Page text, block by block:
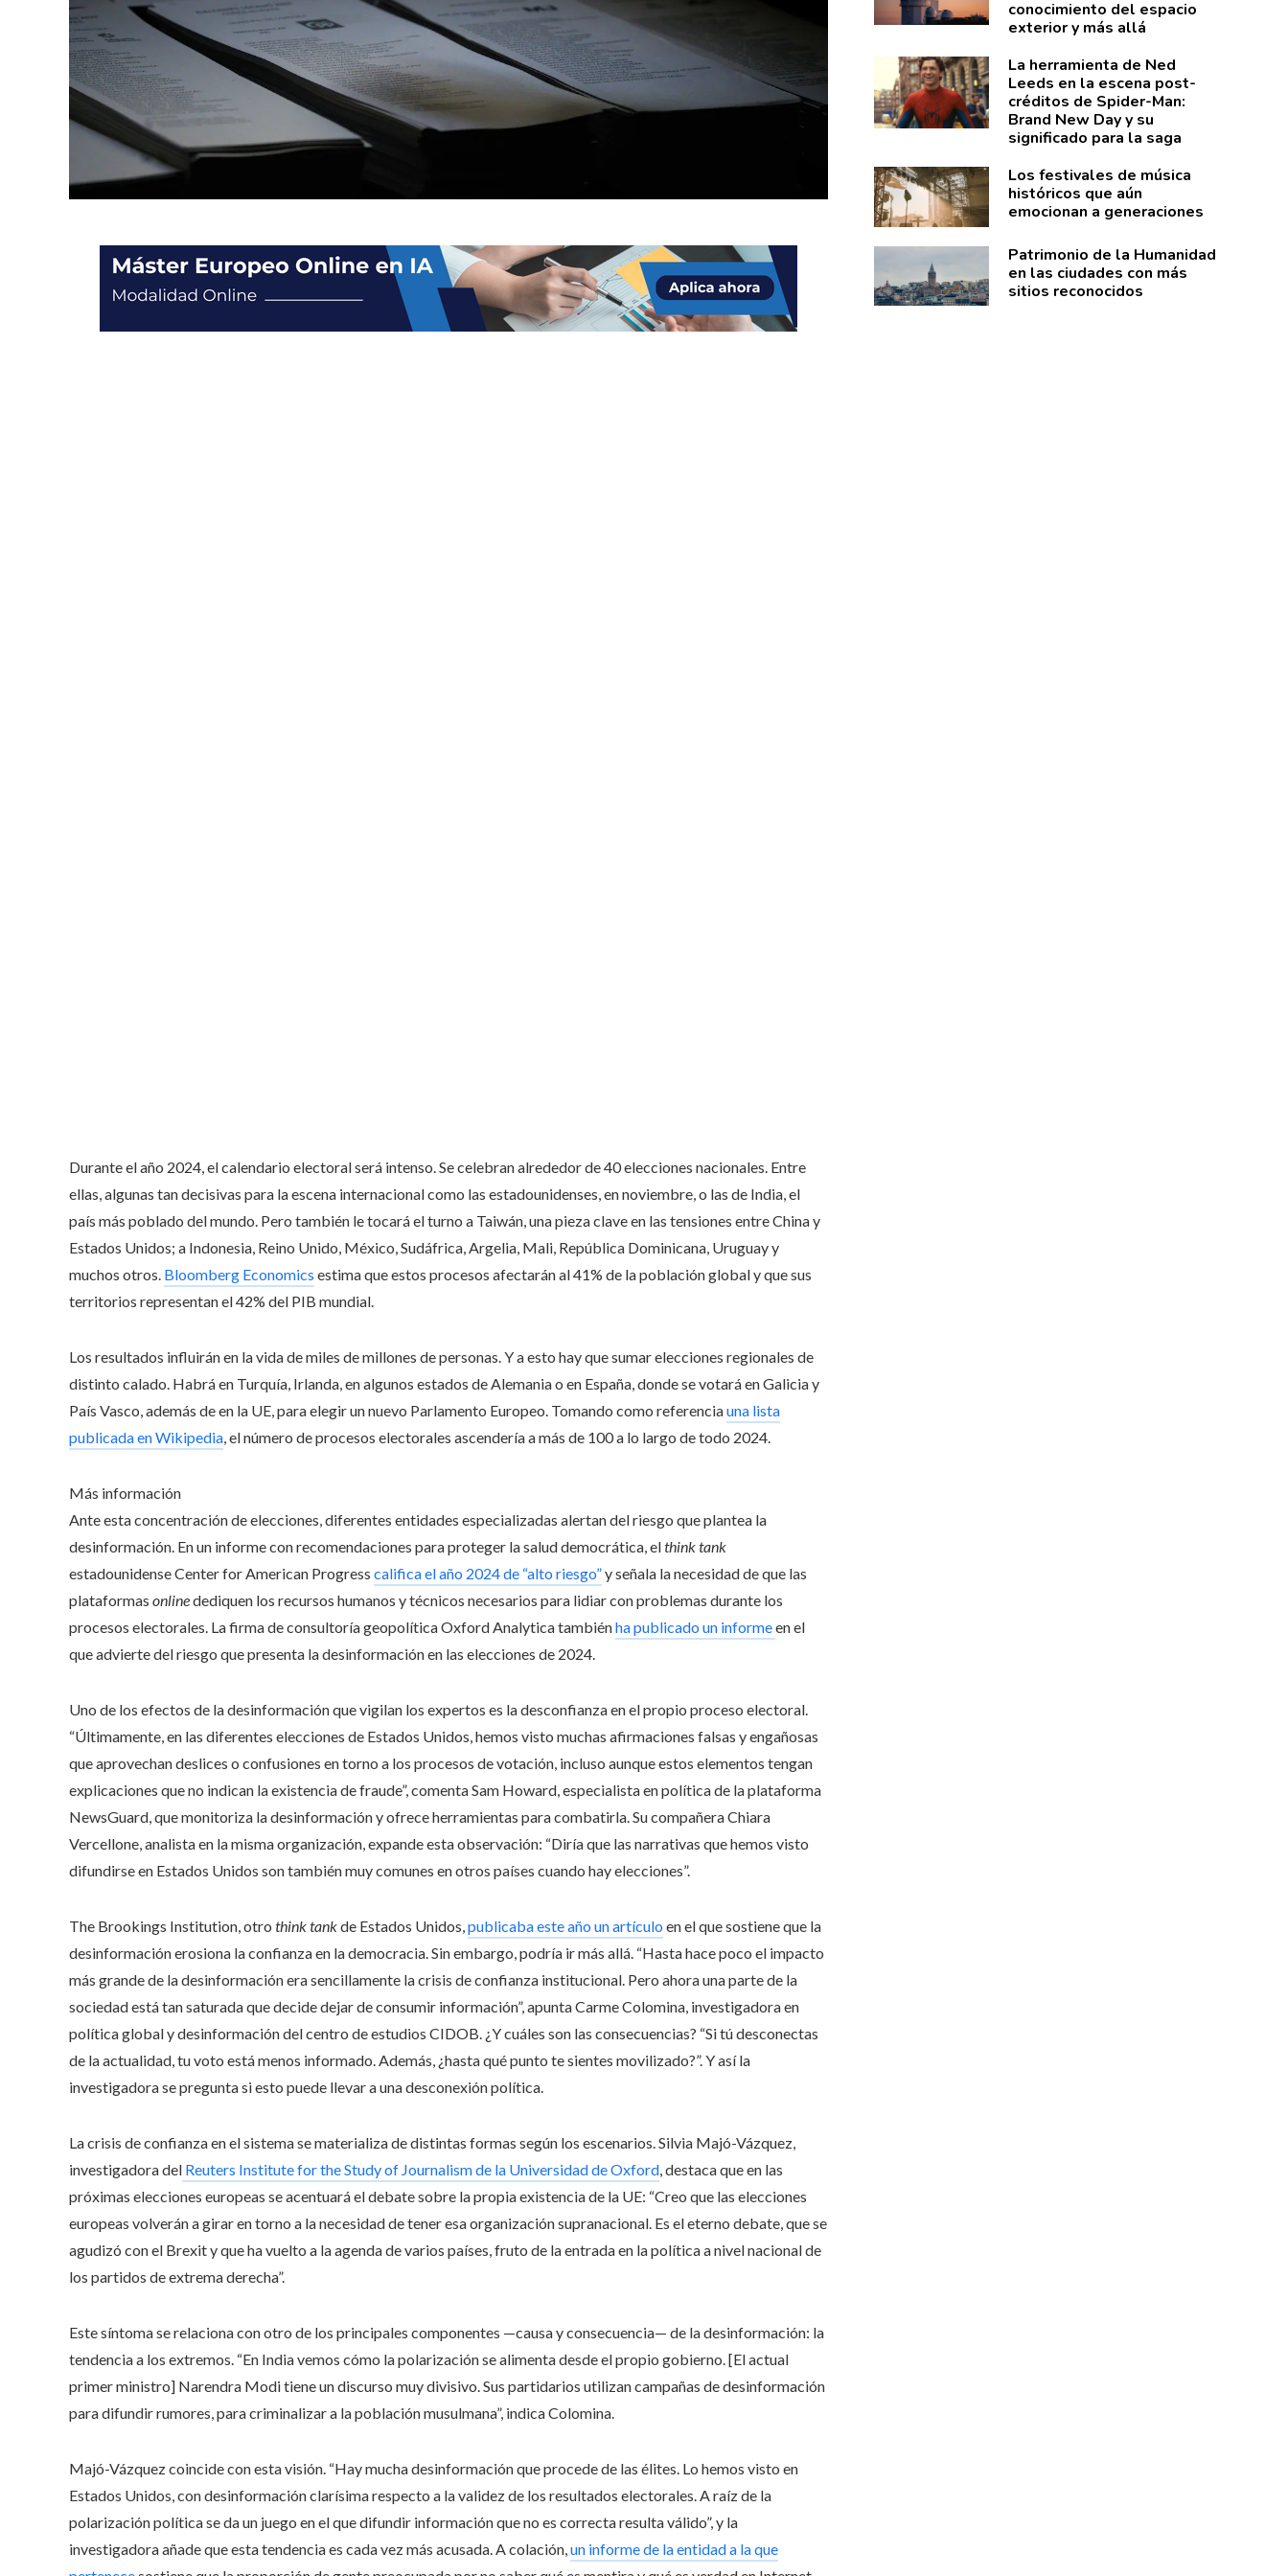
Durante el año 2024, el calendario electoral será intenso. Se celebran alrededor de 40 elecciones nacionales. Entre
ellas, algunas tan decisivas para la escena internacional como las estadounidenses, en noviembre, o las de India, el
país más poblado del mundo. Pero también le tocará el turno a Taiwán, una pieza clave en las tensiones entre China y
Estados Unidos; a Indonesia, Reino Unido, México, Sudáfrica, Argelia, Mali, República Dominicana, Uruguay y
muchos otros. Bloomberg Economics estima que estos procesos afectarán al 41% de la población global y que sus
territorios representan el 42% del PIB mundial.
Los resultados influirán en la vida de miles de millones de personas. Y a esto hay que sumar elecciones regionales de
distinto calado. Habrá en Turquía, Irlanda, en algunos estados de Alemania o en España, donde se votará en Galicia y
País Vasco, además de en la UE, para elegir un nuevo Parlamento Europeo. Tomando como referenciauna lista
publicada en Wikipedia, el número de procesos electorales ascendería a más de 100 a lo largo de todo 2024.
Más información
Ante esta concentración de elecciones, diferentes entidades especializadas alertan del riesgo que plantea la
desinformación. En un informe con recomendaciones para proteger la salud democrática, elthink tank
estadounidense Center for American Progress califica el año 2024 de “alto riesgo”y señala la necesidad de que las
plataformas onlinedediquen los recursos humanos y técnicos necesarios para lidiar con problemas durante los
procesos electorales. La firma de consultoría geopolítica Oxford Analytica tambiénha publicado un informeen el
que advierte del riesgo que presenta la desinformación en las elecciones de 2024.
Uno de los efectos de la desinformación que vigilan los expertos es la desconfianza en el propio proceso electoral.
“Últimamente, en las diferentes elecciones de Estados Unidos, hemos visto muchas afirmaciones falsas y engañosas
que aprovechan deslices o confusiones en torno a los procesos de votación, incluso aunque estos elementos tengan
explicaciones que no indican la existencia de fraude”, comenta Sam Howard, especialista en política de la plataforma
NewsGuard, que monitoriza la desinformación y ofrece herramientas para combatirla. Su compañera Chiara
Vercellone, analista en la misma organización, expande esta observación: “Diría que las narrativas que hemos visto
difundirse en Estados Unidos son también muy comunes en otros países cuando hay elecciones”.
The Brookings Institution, otro think tankde Estados Unidos,publicaba este año un artículo en el que sostiene que la
desinformación erosiona la confianza en la democracia. Sin embargo, podría ir más allá. “Hasta hace poco el impacto
más grande de la desinformación era sencillamente la crisis de confianza institucional. Pero ahora una parte de la
sociedad está tan saturada que decide dejar de consumir información”, apunta Carme Colomina, investigadora en
política global y desinformación del centro de estudios CIDOB. ¿Y cuáles son las consecuencias? “Si tú desconectas
de la actualidad, tu voto está menos informado. Además, ¿hasta qué punto te sientes movilizado?”. Y así la
investigadora se pregunta si esto puede llevar a una desconexión política.
La crisis de confianza en el sistema se materializa de distintas formas según los escenarios. Silvia Majó-Vázquez,
investigadora del Reuters Institute for the Study of Journalism de la Universidad de Oxford, destaca que en las
próximas elecciones europeas se acentuará el debate sobre la propia existencia de la UE: “Creo que las elecciones
europeas volverán a girar en torno a la necesidad de tener esa organización supranacional. Es el eterno debate, que se
agudizó con el Brexit y que ha vuelto a la agenda de varios países, fruto de la entrada en la política a nivel nacional de
los partidos de extrema derecha”.
Este síntoma se relaciona con otro de los principales componentes —causa y consecuencia— de la desinformación: la
tendencia a los extremos. “En India vemos cómo la polarización se alimenta desde el propio gobierno. [El actual
primer ministro] Narendra Modi tiene un discurso muy divisivo. Sus partidarios utilizan campañas de desinformación
para difundir rumores, para criminalizar a la población musulmana”, indica Colomina.
Majó-Vázquez coincide con esta visión. “Hay mucha desinformación que procede de las élites. Lo hemos visto en
Estados Unidos, con desinformación clarísima respecto a la validez de los resultados electorales. A raíz de la
polarización política se da un juego en el que difundir información que no es correcta resulta válido”, y la
investigadora añade que esta tendencia es cada vez más acusada. A colación,un informe de la entidad a la que
conocimiento del espacio
exterior y más allá
La herramienta de Ned
Leeds en la escena post-
créditos de Spider-Man:
Brand New Day y su
significado para la saga
Los festivales de música
históricos que aún
emocionan a generaciones
Patrimonio de la Humanidad
en las ciudades con más
sitios reconocidos